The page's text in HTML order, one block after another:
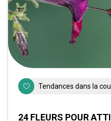
Tendances dans la
24 FLEURS POUR